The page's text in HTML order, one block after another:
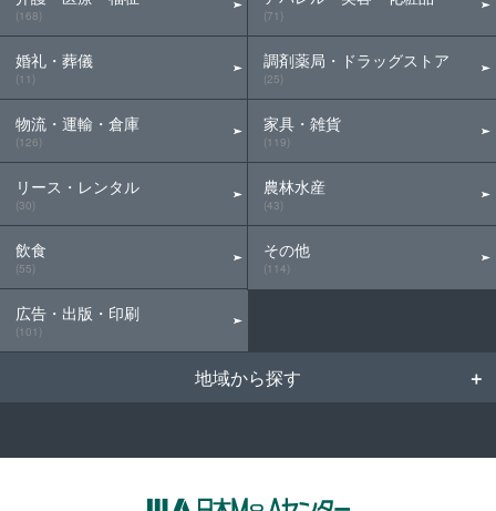
(168)
婚礼・葬儀
(11)
物流・運輸・倉庫
(126)
リース・レンタル
(30)
飲食
(55)
広告・出版・印刷
(101)
(71)
調剤薬局・ドラッグストア
(25)
家具・雑貨
(119)
農林水産
(43)
その他
(114)
地域から探す